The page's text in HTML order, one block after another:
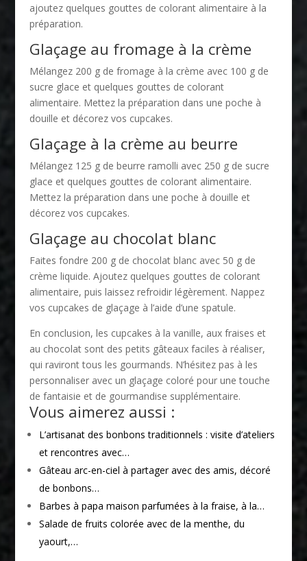
ajoutez quelques gouttes de colorant alimentaire à la
préparation.
Glaçage au fromage à la crème
Mélangez 200 g de fromage à la crème avec 100 g de
sucre glace et quelques gouttes de colorant
alimentaire. Mettez la préparation dans une poche à
douille et décorez vos cupcakes.
Glaçage à la crème au beurre
Mélangez 125 g de beurre ramolli avec 250 g de sucre
glace et quelques gouttes de colorant alimentaire.
Mettez la préparation dans une poche à douille et
décorez vos cupcakes.
Glaçage au chocolat blanc
Faites fondre 200 g de chocolat blanc avec 50 g de
crème liquide. Ajoutez quelques gouttes de colorant
alimentaire, puis laissez refroidir légèrement. Nappez
vos cupcakes de glaçage à l’aide d’une spatule.
En conclusion, les cupcakes à la vanille, aux fraises et
au chocolat sont des petits gâteaux faciles à réaliser,
qui raviront tous les gourmands. N’hésitez pas à les
personnaliser avec un glaçage coloré pour une touche
de fantaisie et de gourmandise supplémentaire.
Vous aimerez aussi :
L’artisanat des bonbons traditionnels : visite d’ateliers
et rencontres avec…
Gâteau arc-en-ciel à partager avec des amis, décoré
de bonbons…
Barbes à papa maison parfumées à la fraise, à la…
Salade de fruits colorée avec de la menthe, du
yaourt,…